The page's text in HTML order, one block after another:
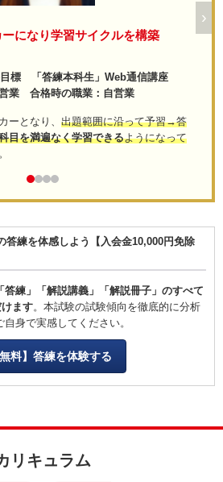
›
になり学習サイクルを構築
標 「答練本科生」Web通信講座
業 合格時の職業：自営業
ーとなり、 出題範囲に沿って予習→答
目を満遍なく学習できるようになって
ら
題演
答練を体感しよう【入会金10,000円免除
「答練」「解説講義」「解説冊子」のすべて
ます。本試験の試験傾向を徹底的に分析
身で実感してください。
無料】答練を体験する
リキュラム